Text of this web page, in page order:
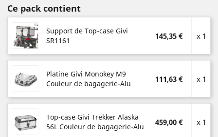
Ce pack contient
Support de Top-case Givi
SR1161
145,35 € x 1
Platine Givi Monokey M9
Couleur de bagagerie-Alu
111,63 € x 1
Top-case Givi Trekker Alaska
56L Couleur de bagagerie-Alu
459,00 € x 1